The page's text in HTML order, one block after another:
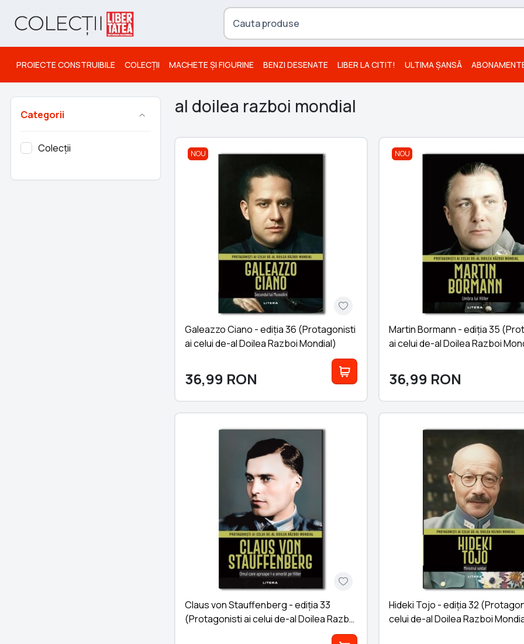
PROIECTE CONSTRUIBILE COLECȚII MACHETE ȘI FIGURINE BENZI DESENATE LIBER LA CITIT! ULTIMA ȘANSĂ
Categorii
Colecții
al doilea razboi mondial
NOU
Galeazzo Ciano - ediția 36 (Protagonisti
ai celui de-al Doilea Razboi Mondial)
36,99 RON
NOU
Martin Bormann - ediția 35
ai celui de-al Doilea Razboi
36,99 RON
Claus von Stauffenberg - ediția 33
(Protagonisti ai celui de-al Doilea Razboi
Hideki Tojo - ediția 32
celui de-al Doilea Razboi